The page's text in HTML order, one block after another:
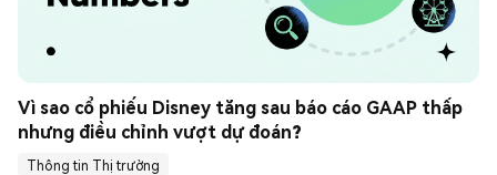
Vì sao cổ phiếu Disney tăng sau báo cáo GAAP thấp
nhưng điều chỉnh vượt dự đoán?
Thông tin Thị trường